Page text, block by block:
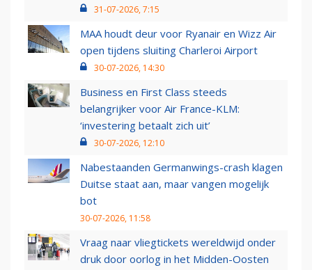
31-07-2026, 7:15
MAA houdt deur voor Ryanair en Wizz Air
open tijdens sluiting Charleroi Airport
30-07-2026, 14:30
Business en First Class steeds
belangrijker voor Air France-KLM:
‘investering betaalt zich uit’
30-07-2026, 12:10
Nabestaanden Germanwings-crash klagen
Duitse staat aan, maar vangen mogelijk
bot
30-07-2026, 11:58
Vraag naar vliegtickets wereldwijd onder
druk door oorlog in het Midden-Oosten